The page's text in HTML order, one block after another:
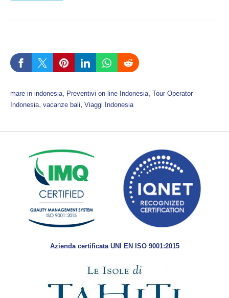
mare in indonesia, Preventivi on line Indonesia, Tour Operator
Indonesia, vacanze bali, Viaggi Indonesia
Azienda certificata UNI EN ISO 9001:2015